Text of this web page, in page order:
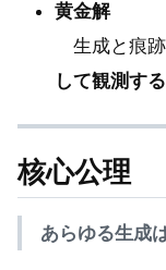
黄金解
生成と痕跡
して観測する
核心公理
あらゆる生成